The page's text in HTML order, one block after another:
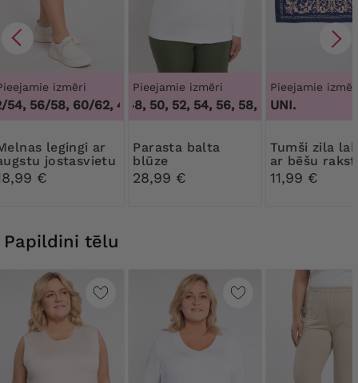
izmēri
56/58, 60/62,48/50, 52/54, 56/58, 60/62
ar
jostasvietu
līdz ceļiem
€
Pieejamie izmēri
44, 46, 48, 50, 52, 54, 56, 58, 60, 62, 64
Parasta balta
blūze
28,99 €
Pieejamie
UNI.
Tumši zila lakatiņš
ar bēšu
11,99 €
Papildini tēlu